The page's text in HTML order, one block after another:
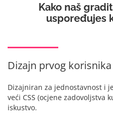
Kako naš
uspoređujes
Dizajn prvog
Dizajniran za jednostavnost i
veći CSS (ocjene zadovoljstva
iskustvo.